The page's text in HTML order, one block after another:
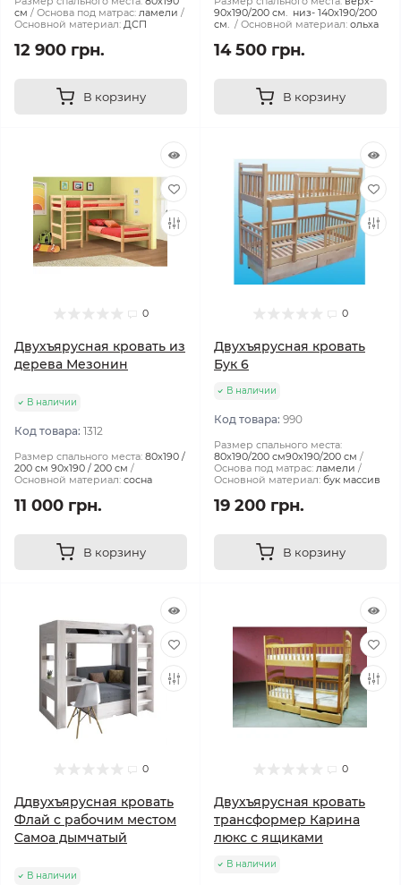
см
Основа под матрас: ламели
Основной материал: ДСП
12 900 грн.
В корзину
90х190/200 см. низ- 140х190/200
см.
Основной материал: ольха
14 500 грн.
В корзину
0
Двухъярусная кровать из
дерева Мезонин
В наличии
Код товара: 1312
Размер спального места: 80х190 /
200 см 90х190 / 200 см
Основной материал: сосна
11 000 грн.
В корзину
0
Двухъярусная кровать
Бук 6
В наличии
Код товара: 990
Размер спального места:
80х190/200 см90х190/200 см
Основа под матрас: ламели
Основной материал: бук массив
19 200 грн.
В корзину
0
Ддвухъярусная кровать
Флай с рабочим местом
Самоа дымчатый
В наличии
0
Двухъярусная кровать
трансформер Карина
люкс с ящиками
В наличии